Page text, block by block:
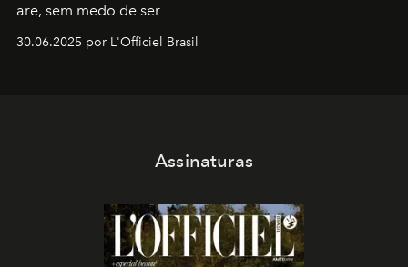
are, sem medo de ser
30.06.2025 por L'Officiel Brasil
Assinaturas